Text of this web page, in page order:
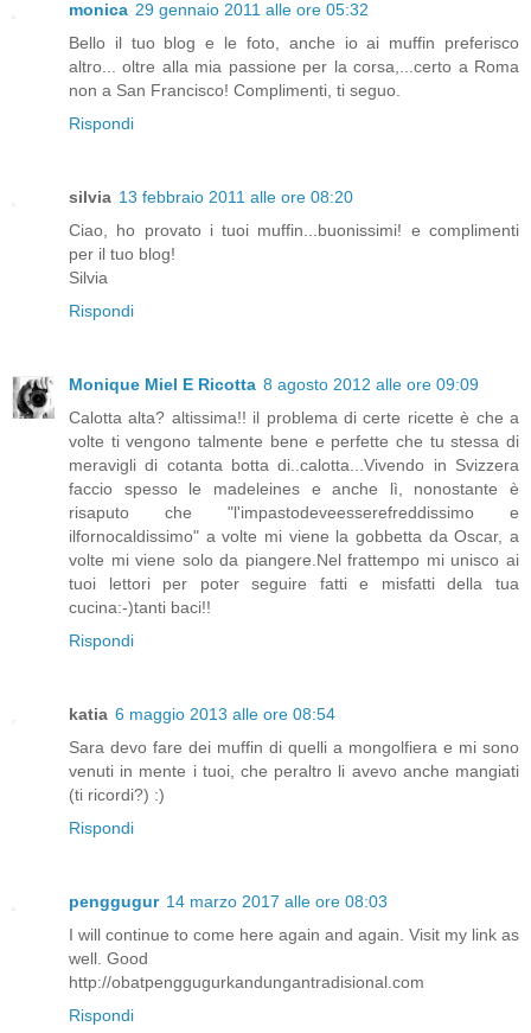
monica 29 gennaio 2011 alle ore 05:32
Bello il tuo blog e le foto, anche io ai muffin preferisco
altro... oltre alla mia passione per la corsa,...certo a Roma
non a San Francisco! Complimenti, ti seguo.
Rispondi
silvia 13 febbraio 2011 alle ore 08:20
Ciao, ho provato i tuoi muffin...buonissimi! e complimenti
per il tuo blog!
Silvia
Rispondi
Monique Miel E Ricotta 8 agosto 2012 alle ore 09:09
Calotta alta? altissima!! il problema di certe ricette è che a
volte ti vengono talmente bene e perfette che tu stessa di
meravigli di cotanta botta di..calotta...Vivendo in Svizzera
faccio spesso le madeleines e anche lì, nonostante è
risaputo che "l'impastodeveesserefreddissimo e
ilfornocaldissimo" a volte mi viene la gobbetta da Oscar, a
volte mi viene solo da piangere.Nel frattempo mi unisco ai
tuoi lettori per poter seguire fatti e misfatti della tua
cucina:-)tanti baci!!
Rispondi
katia 6 maggio 2013 alle ore 08:54
Sara devo fare dei muffin di quelli a mongolfiera e mi sono
venuti in mente i tuoi, che peraltro li avevo anche mangiati
(ti ricordi?) :)
Rispondi
penggugur 14 marzo 2017 alle ore 08:03
I will continue to come here again and again. Visit my link as
well. Good
http://obatpenggugurkandungantradisional.com
Rispondi